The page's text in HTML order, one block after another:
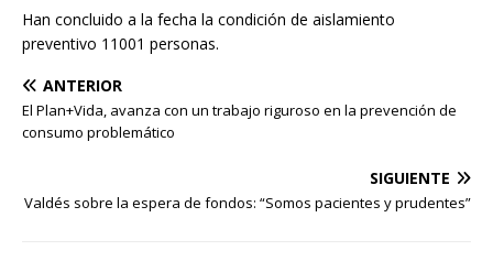
Han concluido a la fecha la condición de aislamiento
preventivo 11001 personas.
ANTERIOR
El Plan+Vida, avanza con un trabajo riguroso en la prevención de
consumo problemático
SIGUIENTE
Valdés sobre la espera de fondos: “Somos pacientes y prudentes”